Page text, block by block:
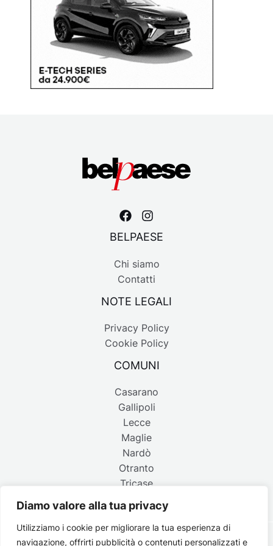
Diamo valore alla tua privacy
Utilizziamo i cookie per migliorare la tua esperienza di
navigazione, offrirti pubblicità o contenuti personalizzati e
BELPAESE
Chi siamo
Contatti
NOTE LEGALI
Privacy Policy
Cookie Policy
COMUNI
Casarano
Gallipoli
Lecce
Maglie
Nardò
Otranto
Tricase